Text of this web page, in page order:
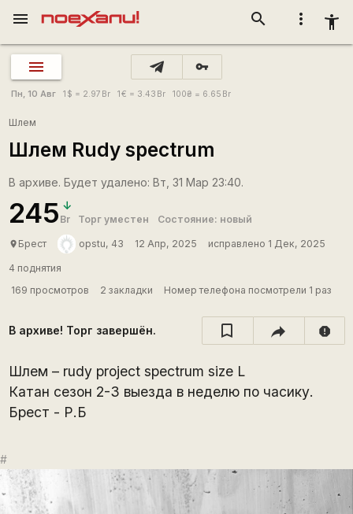
more_vert accessibility_new
search
menu
vpn_key
Пн, 10 Авг 1 $ = 2.97 Br 1€ = 3.43 Br 100₴ = 6.65 Br
Шлем
Шлем Rudy spectrum
В архиве. Будет удалено: Вт, 31 Мар 23:40.
245 Br Торг уместен Состояние: новый
place Брест opstu, 43 12 Апр, 2025 исправлено 1 Дек, 2025
4 поднятия
169 просмотров
2 закладки Номер телефона посмотрели 1 раз
В архиве! Торг завершён. report
Шлем – rudy project spectrum size L
Катан сезон 2-3 выезда в неделю по часику.
Брест - Р.Б
#